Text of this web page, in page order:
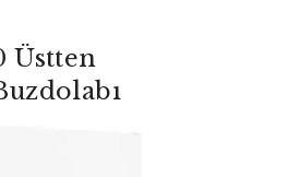
Üstten